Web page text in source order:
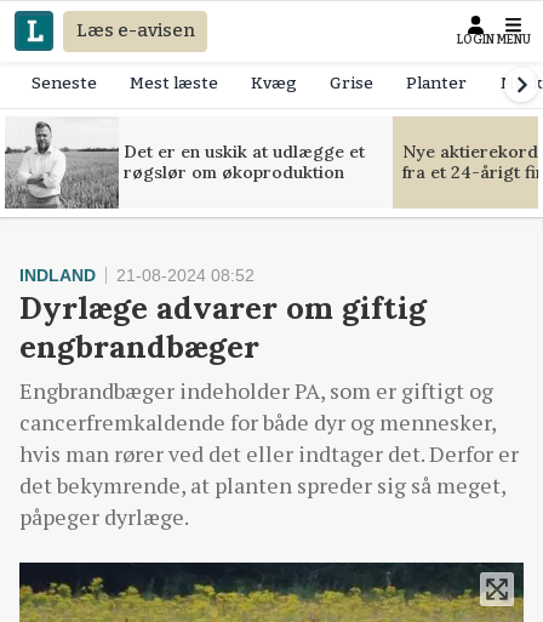
Læs e-avisen LOGIN MENU
Seneste Mest læste Kvæg Grise Planter
Det er en uskik at udlægge et
røgslør om økoproduktion
Nye
fra et 24-årigt
INDLAND 21-08-2024 08:52
Dyrlæge advarer om giftig
engbrandbæger
Engbrandbæger indeholder PA, som er giftigt og
cancerfremkaldende for både dyr og mennesker,
hvis man rører ved det eller indtager det. Derfor er
det bekymrende, at planten spreder sig så meget,
påpeger dyrlæge.